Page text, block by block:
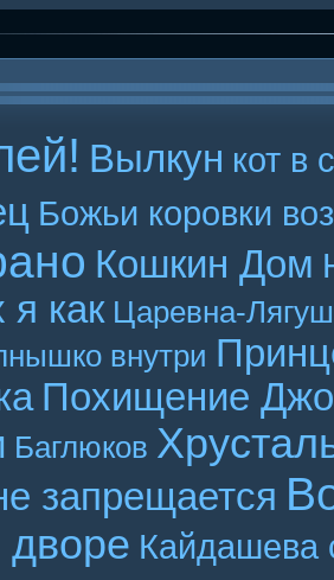
Вылкун кот в
Божьи коровки
Кошкин Дом
я как Царевна-
внутри
Похищение
Баглюков
запрещается
Кайдашева